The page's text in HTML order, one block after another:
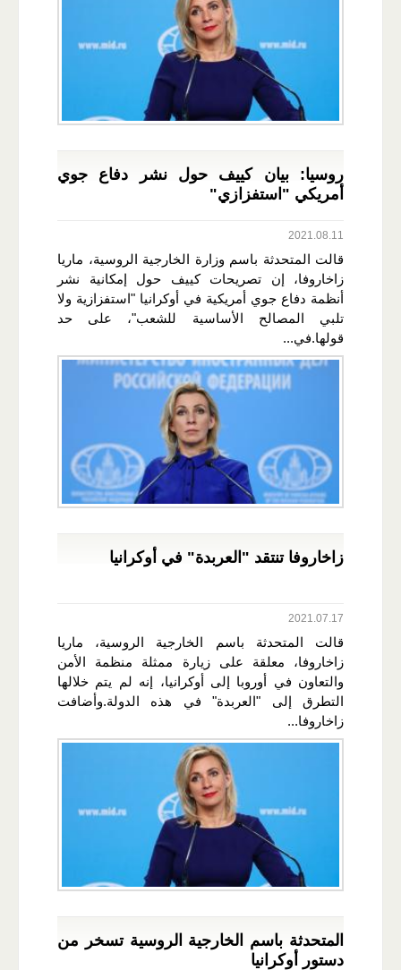
روسيا: بيان كييف حول نشر دفاع جوي
أمريكي "استفزازي"
2021.08.11
قالت المتحدثة باسم وزارة الخارجية الروسية، ماريا
زاخاروفا، إن تصريحات كييف حول إمكانية نشر
أنظمة دفاع جوي أمريكية في أوكرانيا "استفزازية ولا
تلبي المصالح الأساسية للشعب"، على حد
قولها.في...
زاخاروفا تنتقد "العربدة" في أوكرانيا
2021.07.17
قالت المتحدثة باسم الخارجية الروسية، ماريا
زاخاروفا، معلقة على زيارة ممثلة منظمة الأمن
والتعاون في أوروبا إلى أوكرانيا، إنه لم يتم خلالها
التطرق إلى "العربدة" في هذه الدولة.وأضافت
زاخاروفا...
المتحدثة باسم الخارجية الروسية تسخر من
دستور أوكرانيا